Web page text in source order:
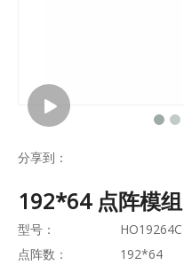
分享到：
192*64 点阵模组
型号：
HO19264C
点阵数：
192*64